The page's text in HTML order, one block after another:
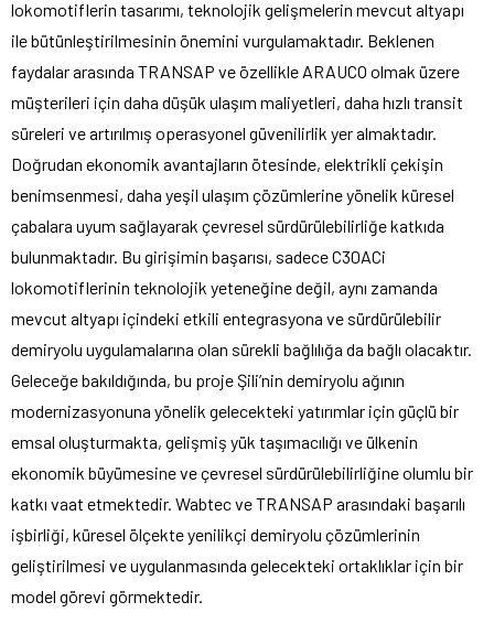
lokomotiflerin tasarımı, teknolojik gelişmelerin mevcut altyapı
ile bütünleştirilmesinin önemini vurgulamaktadır. Beklenen
faydalar arasında TRANSAP ve özellikle ARAUCO olmak üzere
müşterileri için daha düşük ulaşım maliyetleri, daha hızlı transit
süreleri ve artırılmış operasyonel güvenilirlik yer almaktadır.
Doğrudan ekonomik avantajların ötesinde, elektrikli çekişin
benimsenmesi, daha yeşil ulaşım çözümlerine yönelik küresel
çabalara uyum sağlayarak çevresel sürdürülebilirliğe katkıda
bulunmaktadır. Bu girişimin başarısı, sadece C30ACi
lokomotiflerinin teknolojik yeteneğine değil, aynı zamanda
mevcut altyapı içindeki etkili entegrasyona ve sürdürülebilir
demiryolu uygulamalarına olan sürekli bağlılığa da bağlı olacaktır.
Geleceğe bakıldığında, bu proje Şili’nin demiryolu ağının
modernizasyonuna yönelik gelecekteki yatırımlar için güçlü bir
emsal oluşturmakta, gelişmiş yük taşımacılığı ve ülkenin
ekonomik büyümesine ve çevresel sürdürülebilirliğine olumlu bir
katkı vaat etmektedir. Wabtec ve TRANSAP arasındaki başarılı
işbirliği, küresel ölçekte yenilikçi demiryolu çözümlerinin
geliştirilmesi ve uygulanmasında gelecekteki ortaklıklar için bir
model görevi görmektedir.